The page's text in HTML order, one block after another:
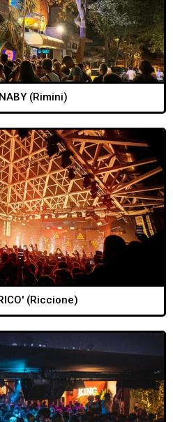
(Rimini)
(Riccione)